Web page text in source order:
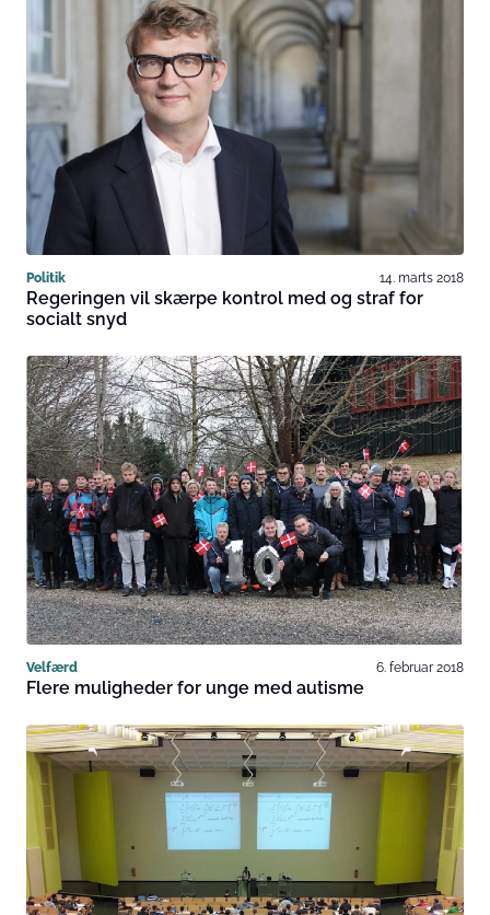
Politik 14. marts 2018
Regeringen vil skærpe kontrol med og straf for
socialt snyd
Velfærd 6. februar 2018
Flere muligheder for unge med autisme